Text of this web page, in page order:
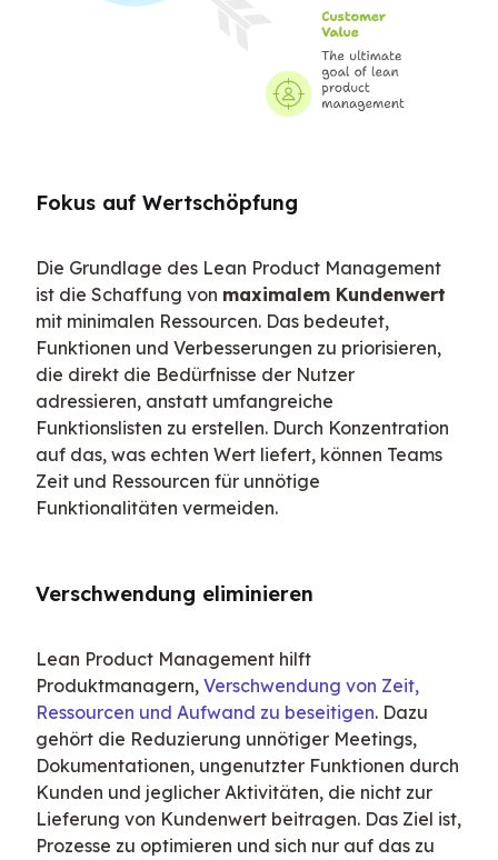
Fokus auf Wertschöpfung
Die Grundlage des Lean Product Management
ist die Schaffung von maximalem Kundenwert
mit minimalen Ressourcen. Das bedeutet,
Funktionen und Verbesserungen zu priorisieren,
die direkt die Bedürfnisse der Nutzer
adressieren, anstatt umfangreiche
Funktionslisten zu erstellen. Durch Konzentration
auf das, was echten Wert liefert, können Teams
Zeit und Ressourcen für unnötige
Funktionalitäten vermeiden.
Verschwendung eliminieren
Lean Product Management hilft
Produktmanagern, Verschwendung von Zeit,
Ressourcen und Aufwand zu beseitigen. Dazu
gehört die Reduzierung unnötiger Meetings,
Dokumentationen, ungenutzter Funktionen durch
Kunden und jeglicher Aktivitäten, die nicht zur
Lieferung von Kundenwert beitragen. Das Ziel ist,
Prozesse zu optimieren und sich nur auf das zu